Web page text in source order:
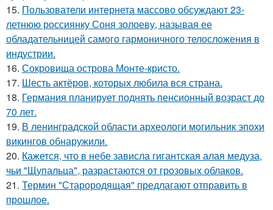
15. Пользователи интернета массово обсуждают 23-
летнюю россиянку Соня золоеву, называя ее
обладательницей самого гармоничного телосложения в
индустрии.
16. Сокровища острова Монте-кристо.
17. Шесть актёров, которых любила вся страна.
18. Германия планирует поднять пенсионный возраст до
70 лет.
19. В ленинградской области археологи могильник эпохи
викингов обнаружили.
20. Кажется, что в небе зависла гигантская алая медуза,
чьи "Щупальца", разрастаются от грозовых облаков.
21. Термин "Старородящая" предлагают отправить в
прошлое.